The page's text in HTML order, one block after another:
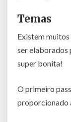
Temas
Existem
ser elaborados
super bonita!
O primeiro
proporcionado